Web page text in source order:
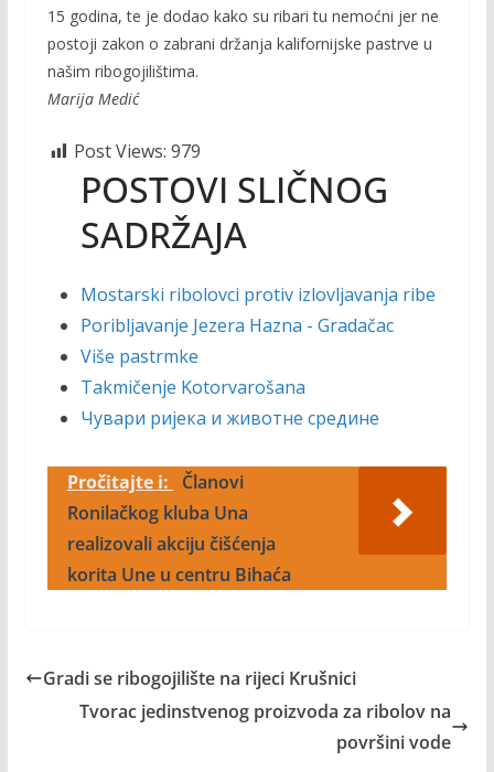
15 godina, te je dodao kako su ribari tu nemoćni jer ne
postoji zakon o zabrani držanja kalifornijske pastrve u
našim ribogojilištima.
Marija Medić
Post Views: 979
POSTOVI SLIČNOG
SADRŽAJA
Mostarski ribolovci protiv izlovljavanja ribe
Poribljavanje Jezera Hazna - Gradačac
Više pastrmke
Takmičenje Kotorvarošana
Чувари ријека и животне средине
Pročitajte i:
Članovi
Ronilačkog kluba Una
realizovali akciju čišćenja
korita Une u centru Bihaća
Gradi se ribogojilište na rijeci Krušnici
Tvorac jedinstvenog proizvoda za ribolov na
površini vode